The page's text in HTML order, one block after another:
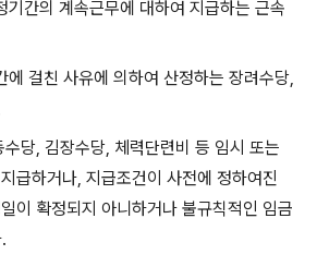
기간의 계속근무에 대하여 지급하는 근속
에 걸친 사유에 의하여 산정하는 장려수당,
수당, 김장수당, 체력단련비 등 임시 또는
급하거나, 지급조건이 사전에 정하여진
이 확정되지 아니하거나 불규칙적인 임금
.